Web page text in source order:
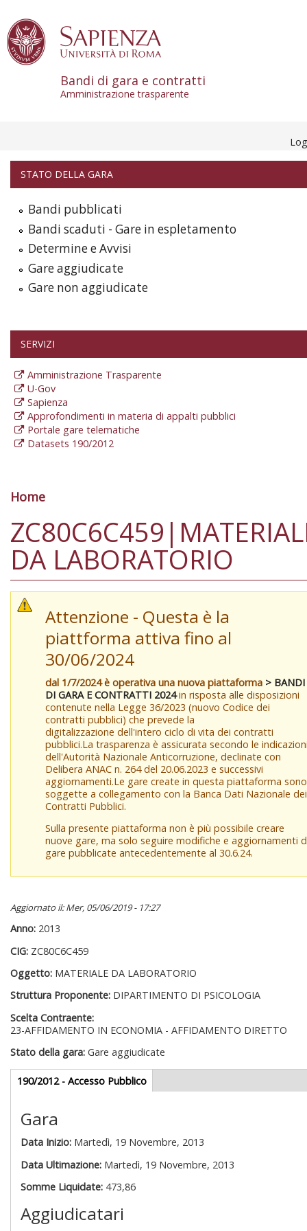
Bandi di gara e contratti
Amministrazione trasparente
STATO DELLA GARA
Bandi pubblicati
Bandi scaduti - Gare in espletamento
Determine e Avvisi
Gare aggiudicate
Gare non aggiudicate
SERVIZI
Amministrazione Trasparente
U-Gov
Sapienza
Approfondimenti in materia di appalti pubblici
Portale gare telematiche
Datasets 190/2012
Tu sei qui
Home
DA LABORATORIO
Attenzione - Questa è la
piattforma attiva fino al
30/06/2024
dal 1/7/2024 è operativa una nuova piattaforma > BANDI
DI GARA E CONTRATTI 2024in risposta alle disposizioni
contenute nella Legge 36/2023 (nuovo Codice dei
contratti pubblici) che prevede la
digitalizzazione dell'intero ciclo di vita dei contratti
pubblici.La trasparenza è assicurata secondo le
dell'Autorità Nazionale Anticorruzione, declinate con
Delibera ANAC n. 264 del 20.06.2023 e successivi
aggiornamenti.Le gare create in questa piattaforma sono
soggette a collegamento con la Banca Dati Nazionale dei
Contratti Pubblici.
Sulla presente piattaforma non è più possibile creare
nuove gare, ma solo seguire modifiche e aggiornamenti
gare pubblicate antecedentemente al 30.6.24.
Aggiornato il: Mer, 05/06/2019 - 17:27
Anno: 2013
CIG: ZC80C6C459
Oggetto: MATERIALE DA LABORATORIO
Struttura Proponente: DIPARTIMENTO DI PSICOLOGIA
Scelta Contraente:
23-AFFIDAMENTO IN ECONOMIA - AFFIDAMENTO DIRETTO
Stato della gara: Gare aggiudicate
Gare appalti
190/2012 - Accesso Pubblico(scheda
attiva)
Gara
Data Inizio: Martedì, 19 Novembre, 2013
Data Ultimazione: Martedì, 19 Novembre, 2013
Somme Liquidate: 473,86
Aggiudicatari